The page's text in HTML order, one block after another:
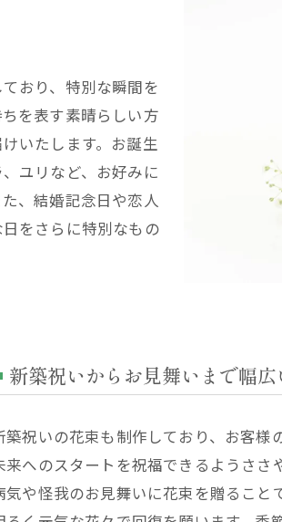
おり、特別な瞬間を
を表す素晴らしい方
いたします。お誕生
ユリなど、お好みに
、結婚記念日や恋人
をさらに特別なもの
新築祝いからお見舞いまで幅
築祝いの花束も制作しており、お客
来へのスタートを祝福できるようさ
気や怪我のお見舞いに花束を贈るこ